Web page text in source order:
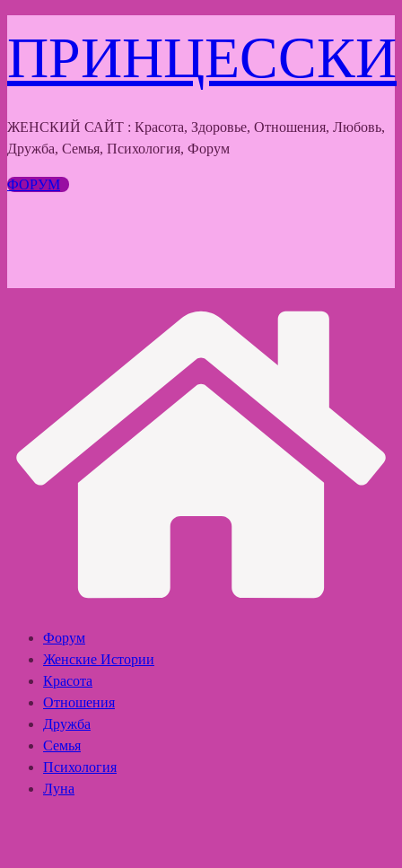
к
содержимому
ПРИНЦЕССКИ
ЖЕНСКИЙ САЙТ : Красота, Здоровье, Отношения, Любовь,
Дружба, Семья, Психология, Форум
ФОРУМ
Форум
Женские Истории
Красота
Отношения
Дружба
Семья
Психология
Луна